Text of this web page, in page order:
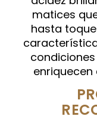
matices
hasta